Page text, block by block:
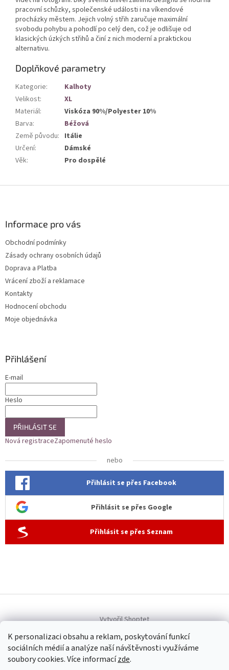
K personalizaci obsahu a reklam, poskytování funkcí
sociálních médií a analýze naší návštěvnosti využíváme
soubory cookies. Více informacízde.
pracovní schůzky, společenské události i na víkendové
procházky městem. Jejich volný střih zaručuje maximální
svobodu pohybu a pohodlí po celý den, což je odlišuje od
klasických úzkých střihů a činí z nich moderní a praktickou
alternativu.
Doplňkové parametry
Kategorie:
Kalhoty
Velikost:
XL
Materiál:
Viskóza 90%/Polyester 10%
Barva:
Béžová
Země původu: Itálie
Určení:
Dámské
Věk: Pro dospělé
Informace pro vás
Obchodní podmínky
Zásady ochrany osobních údajů
Doprava a Platba
Vrácení zboží a reklamace
Kontakty
Hodnocení obchodu
Moje objednávka
Přihlášení
E-mail
Heslo
PŘIHLÁSIT SE
Nová registraceZapomenuté heslo
nebo
Přihlásit se přes Facebook
Přihlásit se přes Google
Přihlásit se přes Seznam
Vytvořil Shoptet
Copyright 2026 Allen dámská móda. Všechna práva vyhrazena.
Upravit nastavení cookies